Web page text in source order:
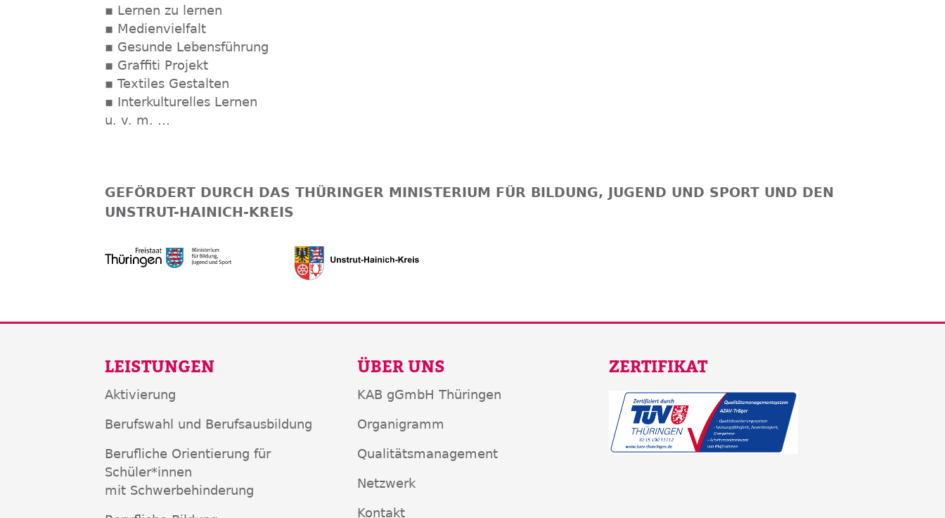
▪ Lernen zu lernen
▪ Medienvielfalt
▪ Gesunde Lebensführung
▪ Graffiti Projekt
▪ Textiles Gestalten
▪ Interkulturelles Lernen
u. v. m. …
GEFÖRDERT DURCH DAS THÜRINGER MINISTERIUM FÜR BILDUNG, JUGEND UND SPORT UND DEN
UNSTRUT-HAINICH-KREIS
LEISTUNGEN
Aktivierung
Berufswahl und Berufsausbildung
Berufliche Orientierung für
Schüler*innen
mit Schwerbehinderung
ÜBER UNS
KAB gGmbH Thüringen
Organigramm
Qualitätsmanagement
Netzwerk
Kontakt
ZERTIFIKAT